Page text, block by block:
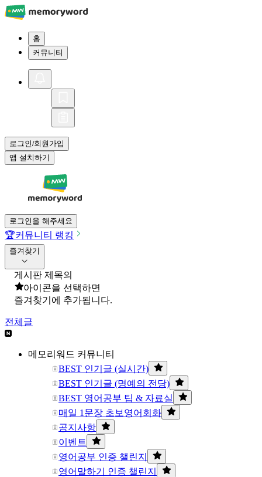
홈
커뮤니티
로그인/회원가입
앱 설치하기
로그인을 해주세요
🏆커뮤니티 랭킹
즐겨찾기
게시판 제목의
아이콘을 선택하면
즐겨찾기에 추가됩니다.
전체글
메모리워드 커뮤니티
BEST 인기글 (실시간)
BEST 인기글 (명예의 전당)
BEST 영어공부 팁 & 자료실
매일 1문장 초보영어회화
공지사항
이벤트
영어공부 인증 챌린지
영어말하기 인증 챌린지